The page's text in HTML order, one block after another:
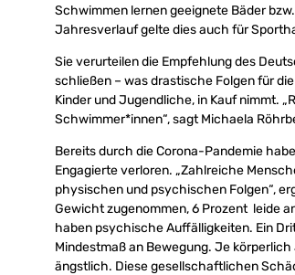
Schwimmen lernen geeignete Bäder
Jahresverlauf gelte dies auch für
Sie verurteilen die Empfehlung des
schließen – was drastische Folgen für
Kinder und Jugendliche, in Kauf nimmt.
Schwimmer*innen“, sagt Michaela
Bereits durch die Corona-Pandemie
Engagierte verloren. „Zahlreiche
physischen und psychischen Folgen“,
Gewicht zugenommen, 6 Prozent leide
haben psychische Auffälligkeiten. Ein
Mindestmaß an Bewegung. Je
ängstlich. Diese gesellschaftlichen